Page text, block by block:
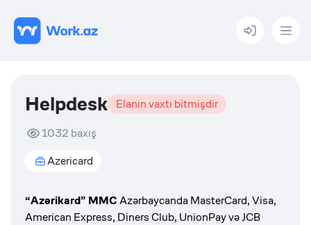
Menu
Helpdesk
Elanın vaxtı bitmişdir
1032 baxış
Azericard
“Azərikard” MMCAzərbaycanda MasterCard, Visa,
American Express, Diners Club, UnionPay və JCB